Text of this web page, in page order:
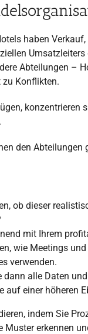
haben
Abteilungen –
Konflikten.
konzentrieren
den Abteilungen
ob dieser
mit Ihrem
wie Meetings
verwenden.
alle Daten
auf einer höheren
indem Sie
erkennen